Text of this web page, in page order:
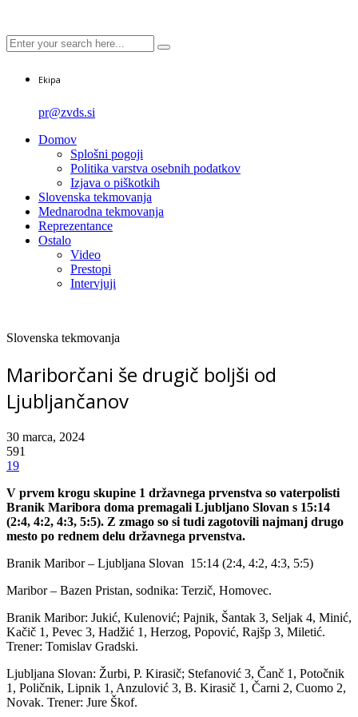
Ekipa
pr@zvds.si
Domov
Splošni pogoji
Politika varstva osebnih podatkov
Izjava o piškotkih
Slovenska tekmovanja
Mednarodna tekmovanja
Reprezentance
Ostalo
Video
Prestopi
Intervjuji
Slovenska tekmovanja
Mariborčani še drugič boljši od
Ljubljančanov
30 marca, 2024
591
19
V prvem krogu skupine 1 državnega prvenstva so vaterpolisti
Branik Maribora doma premagali Ljubljano Slovan s 15:14
(2:4, 4:2, 4:3, 5:5). Z zmago so si tudi zagotovili najmanj drugo
mesto po rednem delu državnega prvenstva.
Branik Maribor – Ljubljana Slovan 15:14 (2:4, 4:2, 4:3, 5:5)
Maribor – Bazen Pristan, sodnika: Terzič, Homovec.
Branik Maribor: Jukić, Kulenović; Pajnik, Šantak 3, Seljak 4, Minić,
Kačič 1, Pevec 3, Hadžić 1, Herzog, Popović, Rajšp 3, Miletić.
Trener: Tomislav Gradski.
Ljubljana Slovan: Žurbi, P. Kirasič; Stefanović 3, Čanč 1, Potočnik
1, Poličnik, Lipnik 1, Anzulović 3, B. Kirasič 1, Čarni 2, Cuomo 2,
Novak. Trener: Jure Škof.